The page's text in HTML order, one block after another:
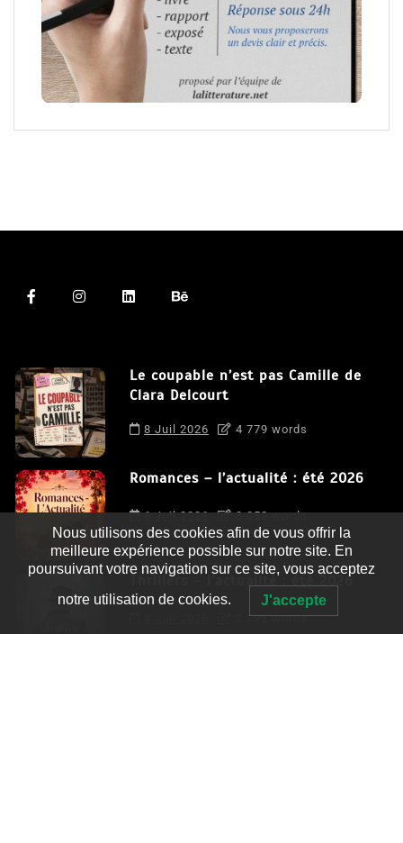
Le coupable n’est pas Camille de
Clara Delcourt
8 Juil 2026 4 779 words
Romances – l’actualité : été 2026
6 Juil 2026 3 052 words
Thrillers – l’actualité : été 2026
2 995 words
Nous utilisons des cookies afin de vous offrir la
meilleure expérience possible sur notre site. En
poursuivant votre navigation sur ce site, vous acceptez
notre utilisation de cookies. J'accepte